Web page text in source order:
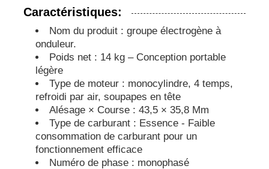
pompe à eau d'égout
Caractéristiques:
Nom du produit : groupe électrogène à
onduleur.
Poids net : 14 kg – Conception portable
légère
Type de moteur : monocylindre, 4 temps,
refroidi par air, soupapes en tête
Alésage × Course : 43,5 × 35,8 Mm
Type de carburant : Essence - Faible
consommation de carburant pour un
fonctionnement efficace
Numéro de phase : monophasé